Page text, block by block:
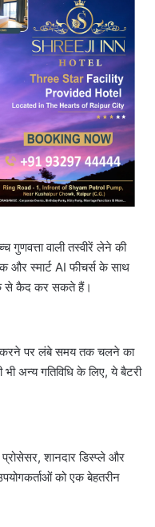
वाली तस्वीरें लेने की
और स्मार्ट AI फीचर्स के साथ
से कैद कर सकते हैं।
करने पर लंबे समय तक चलने का
भी अन्य गतिविधि के लिए, ये बैटरी
शानदार डिस्प्ले और
को एक बेहतरीन